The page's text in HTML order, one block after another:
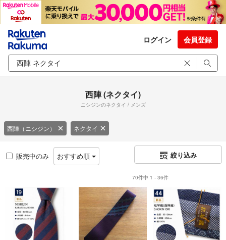
ログイン 会員登録
西陣 (ネクタイ)
ニシジンのネクタイ / メンズ
西陣（ニシジン） ネクタイ
販売中のみ おすすめ順 絞り込み
70件中 1 - 36件